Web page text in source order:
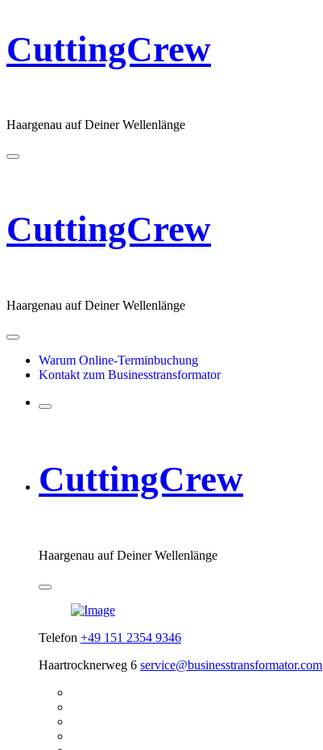
CuttingCrew
Haargenau auf Deiner Wellenlänge
CuttingCrew
Haargenau auf Deiner Wellenlänge
Warum Online-Terminbuchung
Kontakt zum Businesstransformator
CuttingCrew
Haargenau auf Deiner Wellenlänge
Telefon +49 151 2354 9346
Haartrocknerweg 6 service@businesstransformator.com